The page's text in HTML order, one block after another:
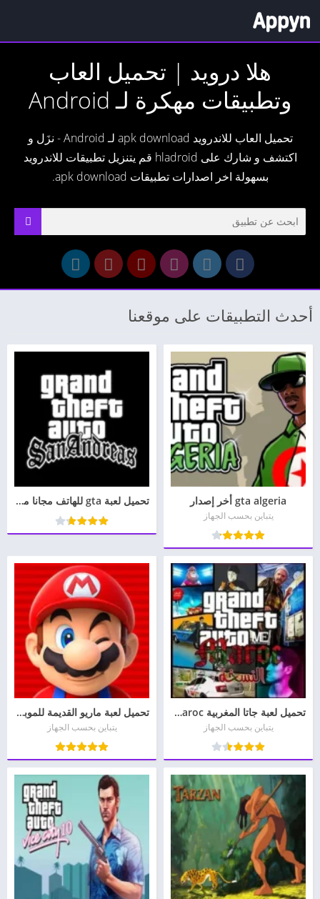
هلا درويد | تحميل العاب
وتطبيقات مهكرة لـ ​Android
تحميل العاب للاندرويد apk download لـ ​Android - نزَل و
اكتشف و شارك على hladroid قم يتنزيل تطبيقات للاندرويد
بسهولة اخر اصدارات تطبيقات apk download.
أحدث التطبيقات على موقعنا
gta algeria أخر إصدار
يتباين بحسب الجهاز
تحميل لعبة gta للهاتف مجانا مهكرة للأندرويد 2026 APK مجاناً
تحميل لعبة جاتا المغربية Gta Maroc مهكرة Apk للاندرويد 2026 مجانا
يتباين بحسب الجهاز
تحميل لعبة ماريو القديمة للموبايل Super Mario مجانا
يتباين بحسب الجهاز